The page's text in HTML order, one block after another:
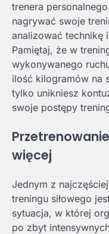
trenera
nagrywać swoje
analizować technikę
Pamiętaj, że w
wykonywanego
ilość kilogramów na
tylko unikniesz
swoje postępy
więcej
Jednym z
treningu siłowego
sytuacja, w której
po zbyt